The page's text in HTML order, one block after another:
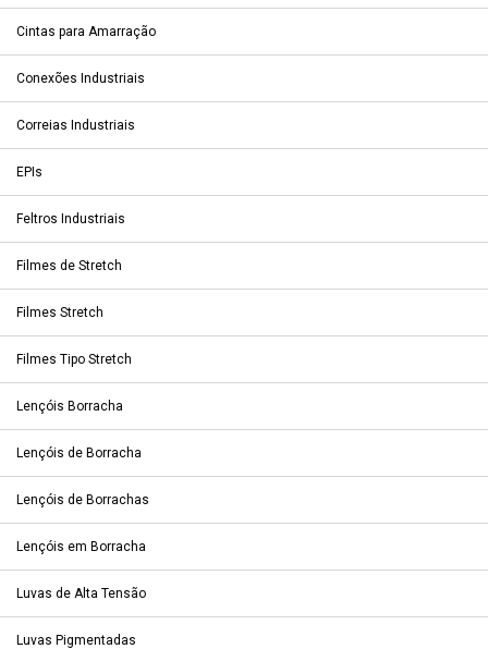
Cintas para Amarração
Conexões Industriais
Correias Industriais
EPIs
Feltros Industriais
Filmes de Stretch
Filmes Stretch
Filmes Tipo Stretch
Lençóis Borracha
Lençóis de Borracha
Lençóis de Borrachas
Lençóis em Borracha
Luvas de Alta Tensão
Luvas Pigmentadas